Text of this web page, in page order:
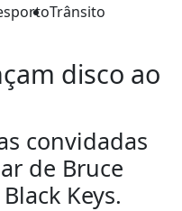
Trânsito
disco ao
convidadas
de Bruce
Keys.